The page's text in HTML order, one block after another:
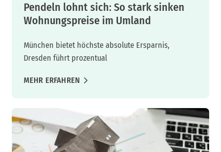
Pendeln lohnt sich: So stark sinken
Wohnungspreise im Umland
München bietet höchste absolute Ersparnis,
Dresden führt prozentual
MEHR ERFAHREN